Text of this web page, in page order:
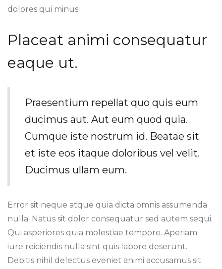
dolores qui minus.
Placeat animi consequatur
eaque ut.
Praesentium repellat quo quis eum
ducimus aut. Aut eum quod quia.
Cumque iste nostrum id. Beatae sit
et iste eos itaque doloribus vel velit.
Ducimus ullam eum.
Error sit neque atque quia dicta omnis assumenda
nulla. Natus sit dolor consequatur sed autem sequi.
Qui asperiores quia molestiae tempore. Aperiam
iure reiciendis nulla sint quis labore deserunt.
Debitis nihil delectus eveniet animi accusamus sit